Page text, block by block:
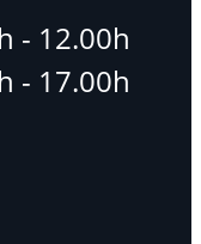
- 12.00h
- 17.00h